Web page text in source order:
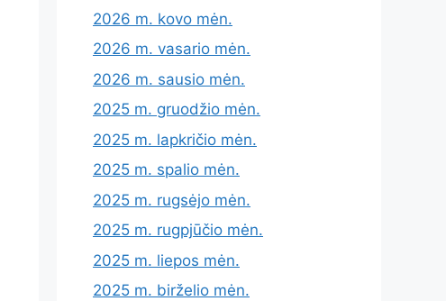
2026 m. kovo mėn.
2026 m. vasario mėn.
2026 m. sausio mėn.
2025 m. gruodžio mėn.
2025 m. lapkričio mėn.
2025 m. spalio mėn.
2025 m. rugsėjo mėn.
2025 m. rugpjūčio mėn.
2025 m. liepos mėn.
2025 m. birželio mėn.